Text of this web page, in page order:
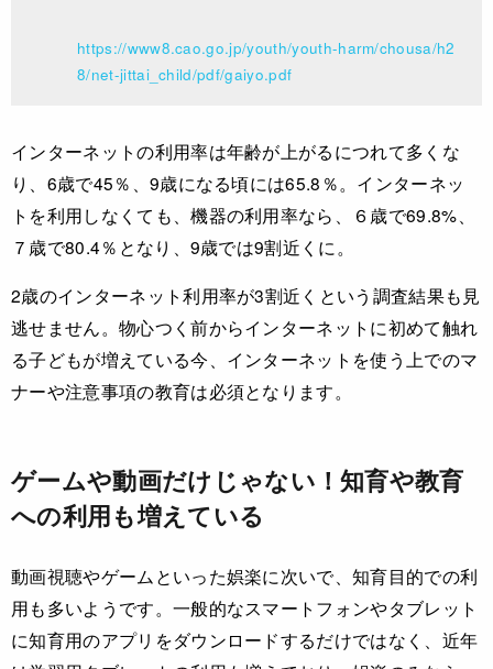
https://www8.cao.go.jp/youth/youth-harm/chousa/h2
8/net-jittai_child/pdf/gaiyo.pdf
インターネットの利用率は年齢が上がるにつれて多くな
り、6歳で45％、9歳になる頃には65.8％。インターネッ
トを利用しなくても、機器の利用率なら、６歳で69.8%、
７歳で80.4％となり、9歳では9割近くに。
2歳のインターネット利用率が3割近くという調査結果も見
逃せません。物心つく前からインターネットに初めて触れ
る子どもが増えている今、インターネットを使う上でのマ
ナーや注意事項の教育は必須となります。
ゲームや動画だけじゃない！知育や教育
への利用も増えている
動画視聴やゲームといった娯楽に次いで、知育目的での利
用も多いようです。一般的なスマートフォンやタブレット
に知育用のアプリをダウンロードするだけではなく、近年